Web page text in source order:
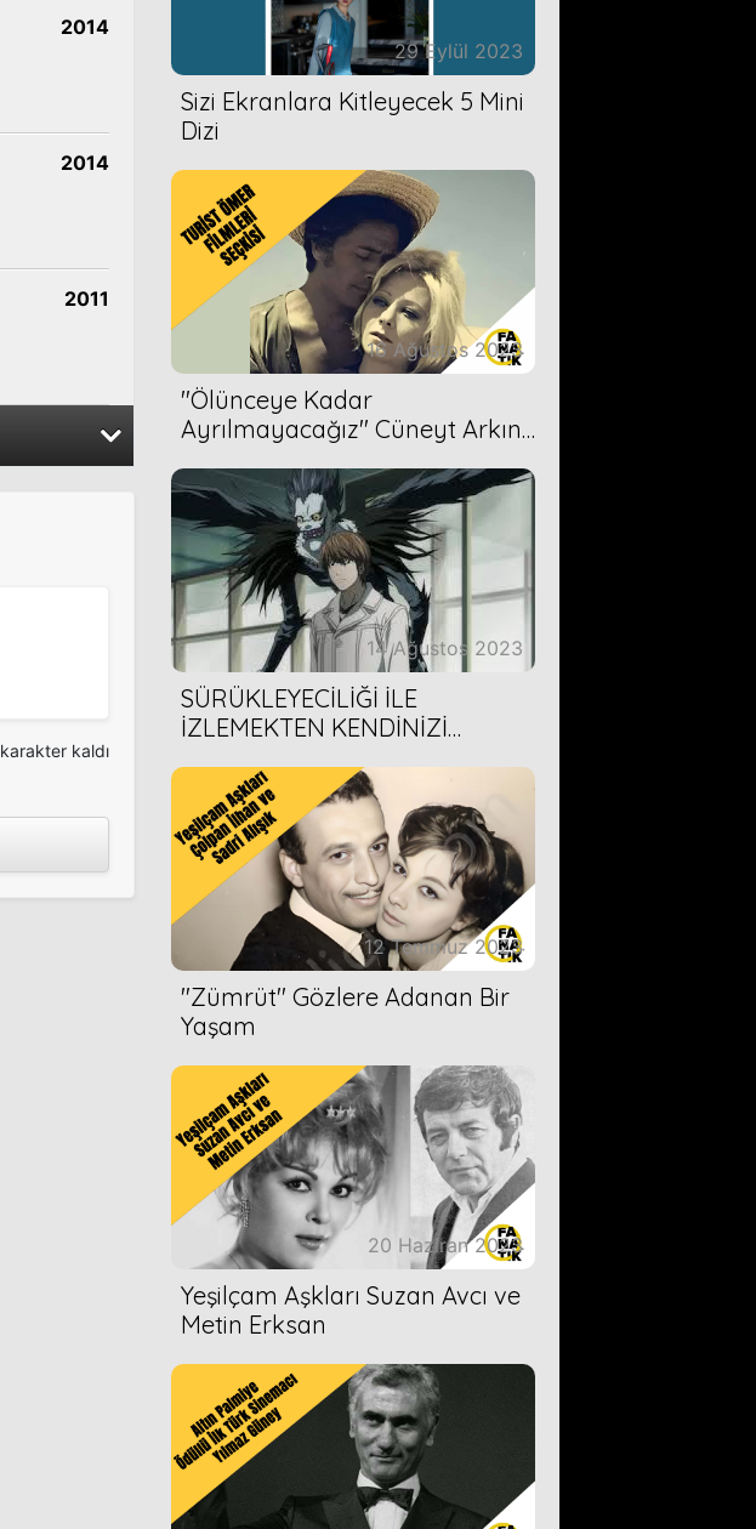
2014
2014
2011
2011
karakter kaldı
29 Eylül 2023
Sizi Ekranlara Kitleyecek 5 Mini
Dizi
16 Ağustos 2023
''Ölünceye Kadar
Ayrılmayacağız'' Cüneyt Arkın-
14 Ağustos 2023
SÜRÜKLEYECİLİĞİ İLE
İZLEMEKTEN KENDİNİZİ
ÖNERİMİZ
12 Temmuz 2023
''Zümrüt'' Gözlere Adanan Bir
Yaşam
20 Haziran 2023
Yeşilçam Aşkları Suzan Avcı ve
Metin Erksan